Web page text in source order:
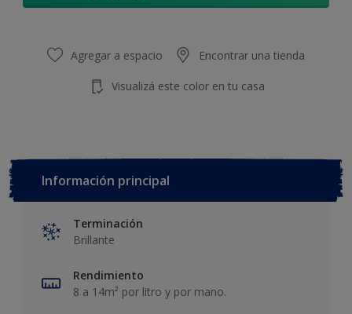
Agregar a espacio Encontrar una tienda
Visualizá este color en tu casa
Información principal
Terminación
Brillante
Rendimiento
8 a 14m² por litro y por mano.